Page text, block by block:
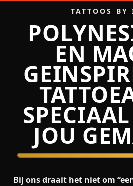
Tattoos by Ivar
TATTOOS BY
EN
JOU
Bij ons draait het niet om